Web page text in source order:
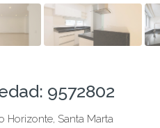
9572802
Horizonte, Santa Marta